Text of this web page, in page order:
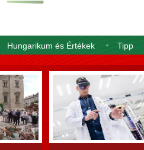
Hungarikum és Értékek Tipp